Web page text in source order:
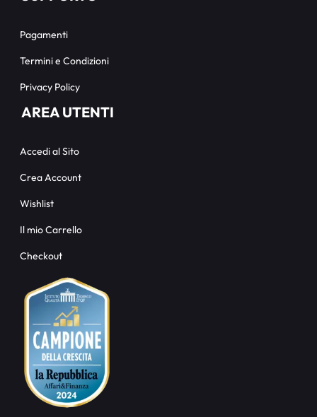
Pagamenti
Termini e Condizioni
Privacy Policy
AREA UTENTI
Accedi al Sito
Crea Account
Wishlist
Il mio Carrello
Checkout